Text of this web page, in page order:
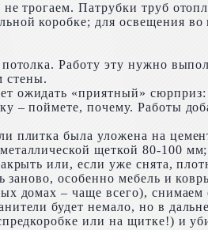
трогаем. Патрубки труб
коробке; для освещения
Работу эту нужно
стены.
ожидать «приятный»
поймете, почему. Работы
плитка была уложена на
щеткой 80-100
или, если уже снята,
заново, особенно мебель и
домах – чаще всего),
будет немало, но в
или на щитке!) и